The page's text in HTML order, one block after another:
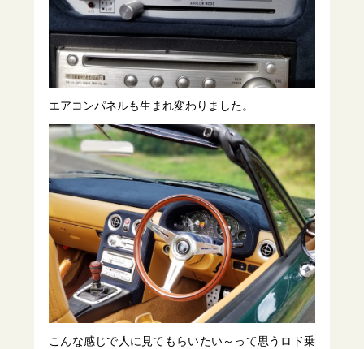
エアコンパネルも生まれ変わりました。
こんな感じで人に見てもらいたい～って思うロド乗